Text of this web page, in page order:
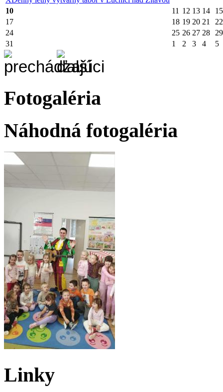
10
11 12 13 14
15
17
18 19 20 21
22
24
25 26 27 28
29
31
1 2 3 4 5
Fotogaléria
Náhodná fotogaléria
Linky